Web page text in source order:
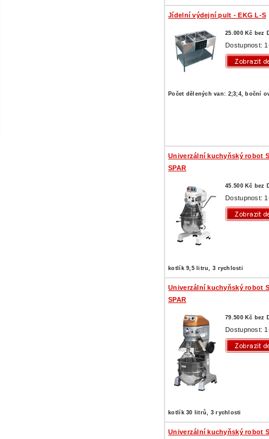
Jídelní výdejní pult - EKG L-S
25.000 Kč bez
Dostupnost:
Počet dělených van: 2;3;4, boční
Univerzální kuchyňský robot
SPAR
45.500 Kč bez
Dostupnost:
kotlík 9,5 litru, 3 rychlosti
Univerzální kuchyňský robot
SPAR
79.500 Kč bez
Dostupnost:
kotlík 30 litrů, 3 rychlosti
Univerzální kuchyňský robot